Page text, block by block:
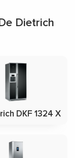
Dietrich
DKF 1324 X